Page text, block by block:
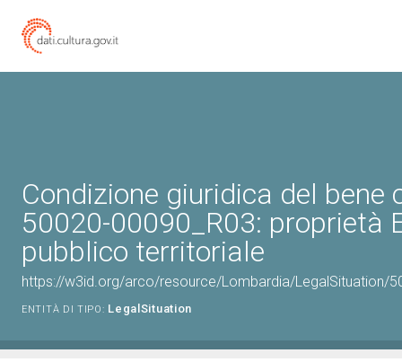
Condizione giuridica del bene
50020-00090_R03: proprietà
pubblico territoriale
https://w3id.org/arco/resource/Lombardia/LegalSituation/
ENTITÀ DI TIPO: LegalSituation